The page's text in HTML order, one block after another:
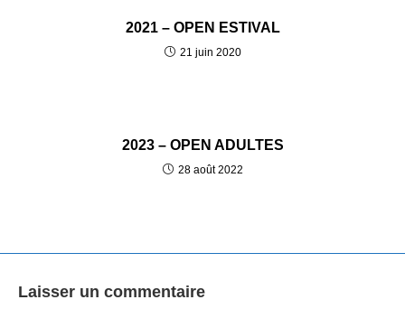
2021 – OPEN ESTIVAL
21 juin 2020
2023 – OPEN ADULTES
28 août 2022
Laisser un commentaire